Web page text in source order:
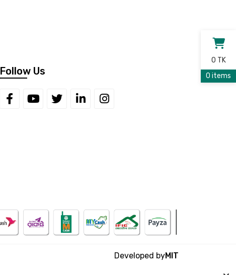
Follow Us
Developed byMIT
0 TK
0 items